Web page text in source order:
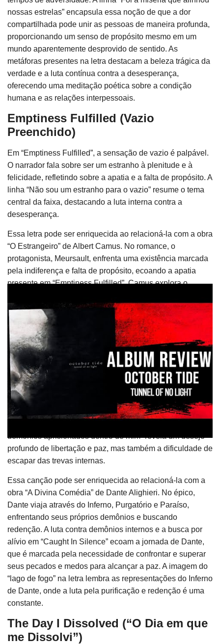
nossas estrelas” encapsula essa noção de que a dor
compartilhada pode unir as pessoas de maneira profunda,
proporcionando um senso de propósito mesmo em um
mundo aparentemente desprovido de sentido. As
metáforas presentes na letra destacam a beleza trágica da
verdade e a luta contínua contra a desesperança,
oferecendo uma meditação poética sobre a condição
humana e as relações interpessoais.
Emptiness Fulfilled (Vazio
Preenchido)
Em “Emptiness Fulfilled”, a sensação de vazio é palpável.
O narrador fala sobre ser um estranho à plenitude e à
felicidade, refletindo sobre a apatia e a falta de propósito. A
linha “Não sou um estranho para o vazio” resume o tema
central da faixa, destacando a luta interna contra a
desesperança.
Essa letra pode ser enriquecida ao relacioná-la com a obra
“O Estrangeiro” de Albert Camus. No romance, o
protagonista, Meursault, enfrenta uma existência marcada
pela indiferença e falta de propósito, ecoando a apatia
presente em “Emptiness Fulfilled”. Camus explora o
mundo indiferente, o que se alinha com a mensagem da
canção. A sensação de vazio e a luta contra a
desesperança são temas centrais tanto na letra quanto na
filosofia de Camus, oferecendo ao público uma
oportunidade de aprofundar-se na literatura existencialista.
Caught In Silence (“Capturado em
Silêncio”)
“Caught In Silence” aborda a luta contra demônios internos
demônios aprisionados dentro de mim” revela um desejo
profundo de libertação e paz, mas também a dificuldade de
escapar das trevas internas.
Essa canção pode ser enriquecida ao relacioná-la com a
obra “A Divina Comédia” de Dante Alighieri. No épico,
Dante viaja através do Inferno, Purgatório e Paraíso,
enfrentando seus próprios demônios e buscando
redenção. A luta contra demônios internos e a busca por
alívio em “Caught In Silence” ecoam a jornada de Dante,
que é marcada pela necessidade de confrontar e superar
seus pecados e medos para alcançar a paz. A imagem do
“lago de fogo” na letra lembra as representações do Inferno
de Dante, onde a luta pela purificação e redenção é uma
constante.
The Day I Dissolved (“O Dia em que
me Dissolvi”)